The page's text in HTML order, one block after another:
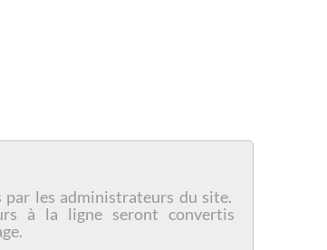
par les administrateurs du site.
à la ligne seront convertis